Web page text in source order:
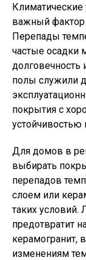
Климатические
важный фактор
Перепады
частые осадки
полы служили
покрытия с
устойчивостью
Для домов в
выбирать
перепадов
слоем или
таких условий.
предотвратит
керамогранит,
изменениям